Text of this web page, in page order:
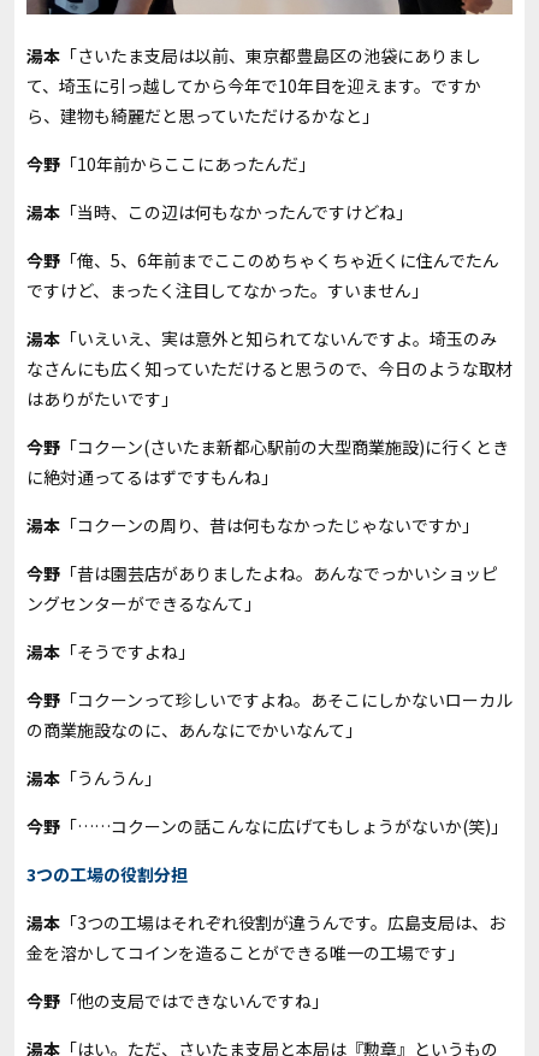
湯本 「さいたま支局は以前、東京都豊島区の池袋にありまし
て、埼玉に引っ越してから今年で10年目を迎えます。ですか
ら、建物も綺麗だと思っていただけるかなと」
今野 「10年前からここにあったんだ」
湯本 「当時、この辺は何もなかったんですけどね」
今野 「俺、5、6年前までここのめちゃくちゃ近くに住んでたん
ですけど、まったく注目してなかった。すいません」
湯本 「いえいえ、実は意外と知られてないんですよ。埼玉のみ
なさんにも広く知っていただけると思うので、今日のような取材
はありがたいです」
今野 「コクーン(さいたま新都心駅前の大型商業施設)に行くとき
に絶対通ってるはずですもんね」
湯本 「コクーンの周り、昔は何もなかったじゃないですか」
今野 「昔は園芸店がありましたよね。あんなでっかいショッピ
ングセンターができるなんて」
湯本 「そうですよね」
今野 「コクーンって珍しいですよね。あそこにしかないローカル
の商業施設なのに、あんなにでかいなんて」
湯本 「うんうん」
今野 「……コクーンの話こんなに広げてもしょうがないか(笑)」
3つの工場の役割分担
湯本 「3つの工場はそれぞれ役割が違うんです。広島支局は、お
金を溶かしてコインを造ることができる唯一の工場です」
今野 「他の支局ではできないんですね」
湯本 「はい。ただ、さいたま支局と本局は『勲章』というもの